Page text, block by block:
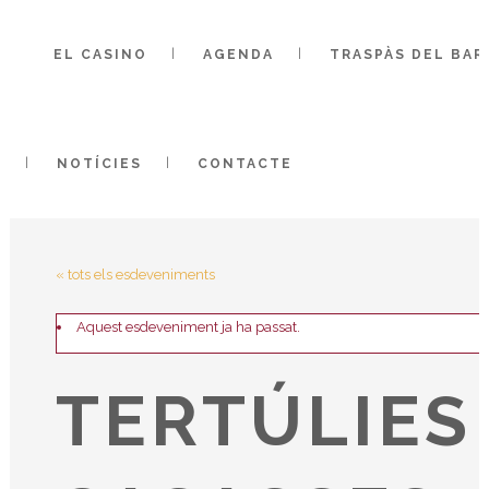
EL CASINO AGENDA TRASPÀS DEL
NOTÍCIES CONTACTE
« tots els esdeveniments
Aquest esdeveniment ja ha passat.